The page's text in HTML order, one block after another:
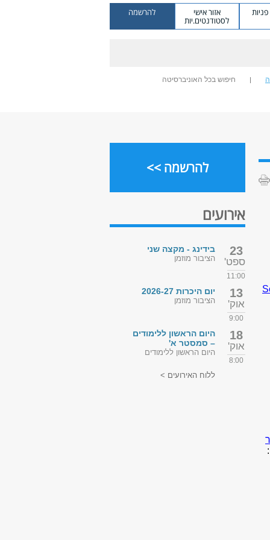
אזור אישי
לסטודנטים.יות
להרשמה
חיפוש בכל האוניברסיטה
להרשמה >>
אירועים
23
ספט'
11:00
בידינג - מקצה שני
הציבור מוזמן
13
אוק'
9:00
יום היכרות 2026-27
הציבור מוזמן
18
אוק'
8:00
היום הראשון ללימודים
– סמסטר א'
היום הראשון ללימודים
ללוח האירועים >